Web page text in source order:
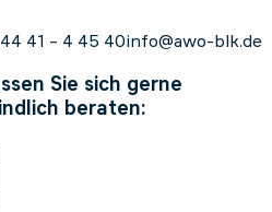
44 41 – 4 45 40info@awo-blk.de
Sie sich gerne
beraten: